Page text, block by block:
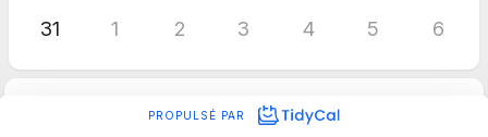
31 1 2 3 4 5 6
PROPULSÉ PAR